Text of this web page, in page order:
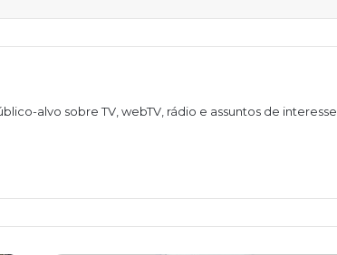
alvo sobre TV, webTV, rádio e assuntos de interesse